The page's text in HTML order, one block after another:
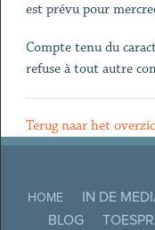
est prévu pour
Compte tenu du
refuse à tout autre
Terug naar het
HOME IN DE
BLOG